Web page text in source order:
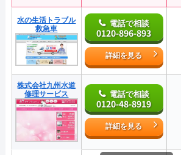
水の生活トラブル
救急車
電話で相談
0120-896-893
詳細を見る
株式会社九州水道
修理サービス
電話で相談
0120-48-8919
詳細を見る